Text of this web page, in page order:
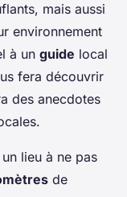
mais aussi
environnement
à un guide local
fera découvrir
des anecdotes
lieu à ne pas
de